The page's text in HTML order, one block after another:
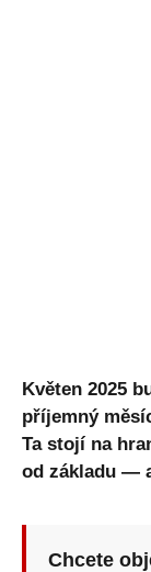
Květen 2025
příjemný
Ta stojí na
od základu —
Chcete